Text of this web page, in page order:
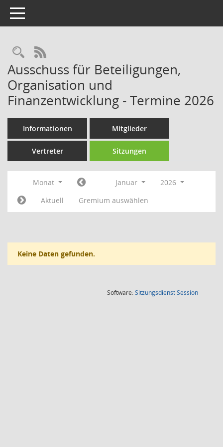
Toggle navigation
Rechercheauswahl
RSS-Feed
Ausschuss für Beteiligungen,
Organisation und
Finanzentwicklung - Termine 2026
Informationen Mitglieder
Vertreter Sitzungen
Monat Januar
2026
Aktuell
Gremium auswählen
Keine Daten gefunden.
Software:SitzungsdienstSession(Wird in